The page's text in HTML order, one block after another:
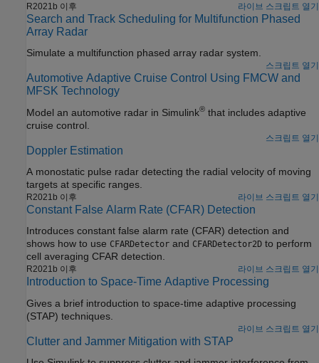
R2021b 이후 라이브 스크립트 열기
Search and Track Scheduling for Multifunction Phased
Array Radar
Simulate a multifunction phased array radar system.
스크립트 열기
Automotive Adaptive Cruise Control Using FMCW and
MFSK Technology
Model an automotive radar in Simulink® that includes adaptive
cruise control.
스크립트 열기
Doppler Estimation
A monostatic pulse radar detecting the radial velocity of moving
targets at specific ranges.
R2021b 이후 라이브 스크립트 열기
Constant False Alarm Rate (CFAR) Detection
Introduces constant false alarm rate (CFAR) detection and
shows how to use CFARDetector and CFARDetector2D to perform
cell averaging CFAR detection.
R2021b 이후 라이브 스크립트 열기
Introduction to Space-Time Adaptive Processing
Gives a brief introduction to space-time adaptive processing
(STAP) techniques.
라이브 스크립트 열기
Clutter and Jammer Mitigation with STAP